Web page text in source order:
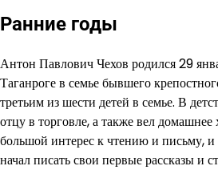
Ранние годы
Антон Павлович Чехов родился 29
Таганроге в семье бывшего
третьим из шести детей в семье. В
отцу в торговле, а также вел
большой интерес к чтению и письму,
начал писать свои первые рассказы и